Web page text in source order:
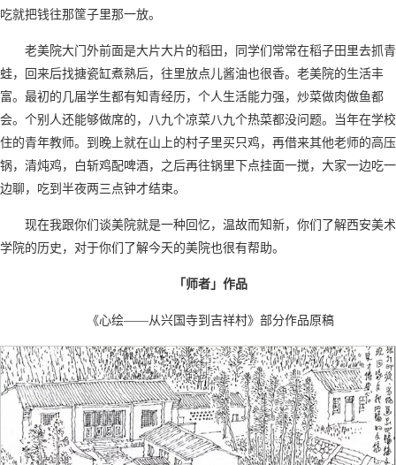
吃就把钱往那筐子里那一放。
老美院大门外前面是大片大片的稻田，同学们常常在稻子田里去抓青
蛙，回来后找搪瓷缸煮熟后，往里放点儿酱油也很香。老美院的生活丰
富。最初的几届学生都有知青经历，个人生活能力强，炒菜做肉做鱼都
会。个别人还能够做席的，八九个凉菜八九个热菜都没问题。当年在学校
住的青年教师。到晚上就在山上的村子里买只鸡，再借来其他老师的高压
锅，清炖鸡，白斩鸡配啤酒，之后再往锅里下点挂面一搅，大家一边吃一
边聊，吃到半夜两三点钟才结束。
现在我跟你们谈美院就是一种回忆，温故而知新，你们了解西安美术
学院的历史，对于你们了解今天的美院也很有帮助。
「师者」作品
《心绘——从兴国寺到吉祥村》部分作品原稿